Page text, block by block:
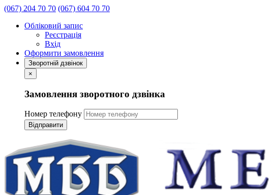
(067) 204 70 70 (067) 604 70 70
Обліковий запис
Реєстрація
Вхід
Оформити замовлення
Зворотній дзвінок
×
Замовлення зворотного дзвінка
Номер телефону
Відправити